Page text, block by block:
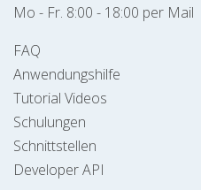
Mo - Fr. 8:00 - 18:00 per Mail
FAQ
Anwendungshilfe
Tutorial Videos
Schulungen
Schnittstellen
Developer API